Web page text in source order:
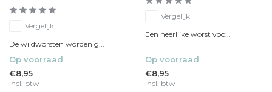
Vergelijk
De wildworsten worden g...
Op voorraad
€8,95
Incl. btw
Vergelijk
Een heerlijke worst voo...
Op voorraad
€8,95
Incl. btw